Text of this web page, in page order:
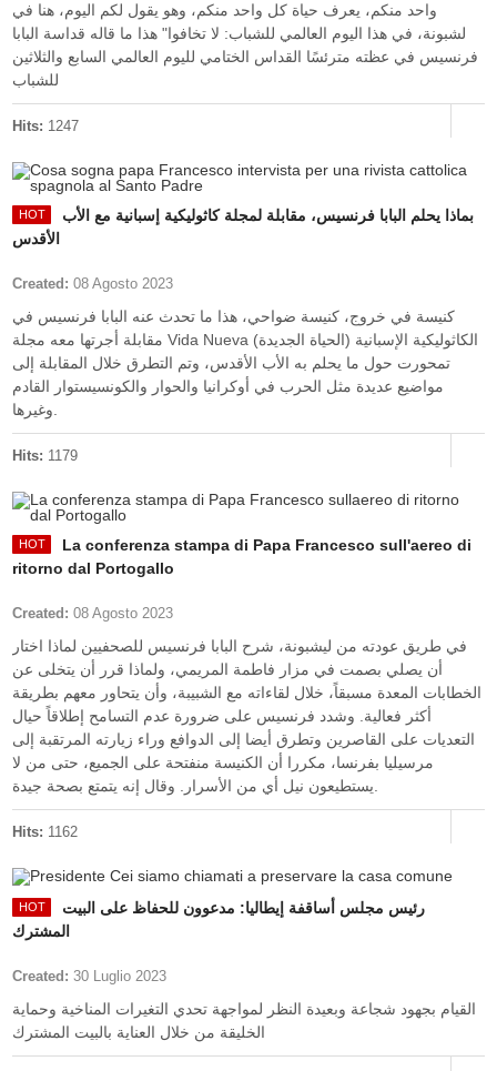
واحد منكم، يعرف حياة كل واحد منكم، وهو يقول لكم اليوم، هنا في
لشبونة، في هذا اليوم العالمي للشباب: لا تخافوا" هذا ما قاله قداسة البابا
فرنسيس في عظته مترئسًا القداس الختامي لليوم العالمي السابع والثلاثين
للشباب
Hits: 1247
بماذا يحلم البابا فرنسيس، مقابلة لمجلة كاثوليكية إسبانية مع الأب
الأقدس
Created: 08 Agosto 2023
كنيسة في خروج، كنيسة ضواحي، هذا ما تحدث عنه البابا فرنسيس في
مقابلة أجرتها معه مجلة Vida Nueva (الحياة الجديدة) الكاثوليكية الإسبانية
تمحورت حول ما يحلم به الأب الأقدس، وتم التطرق خلال المقابلة إلى
مواضيع عديدة مثل الحرب في أوكرانيا والحوار والكونسيستوار القادم
Hits: 1179
La conferenza stampa di Papa Francesco sull'aereo di
ritorno dal Portogallo
Created: 08 Agosto 2023
في طريق عودته من ليشبونة، شرح البابا فرنسيس للصحفيين لماذا اختار
أن يصلي بصمت في مزار فاطمة المريمي، ولماذا قرر أن يتخلى عن
الخطابات المعدة مسبقاً، خلال لقاءاته مع الشبيبة، وأن يتحاور معهم بطريقة
أكثر فعالية. وشدد فرنسيس على ضرورة عدم التسامح إطلاقاً حيال
التعديات على القاصرين وتطرق أيضا إلى الدوافع وراء زيارته المرتقبة إلى
مرسيليا بفرنسا، مكررا أن الكنيسة منفتحة على الجميع، حتى من لا
Hits: 1162
رئيس مجلس أساقفة إيطاليا: مدعوون للحفاظ على البيت
المشترك
Created: 30 Luglio 2023
القيام بجهود شجاعة وبعيدة النظر لمواجهة تحدي التغيرات المناخية وحماية
الخليقة من خلال العناية بالبيت المشترك